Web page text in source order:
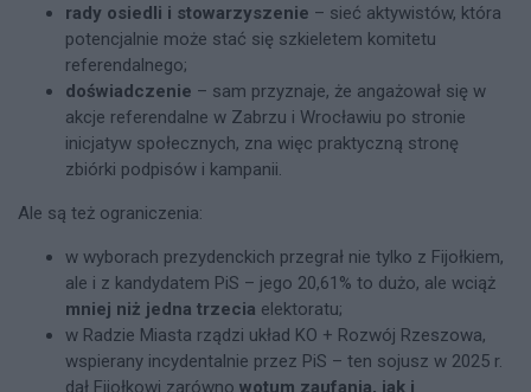
rady osiedli i stowarzyszenie – sieć aktywistów, która
potencjalnie może stać się szkieletem komitetu
referendalnego;​
doświadczenie – sam przyznaje, że angażował się w
akcje referendalne w Zabrzu i Wrocławiu po stronie
inicjatyw społecznych, zna więc praktyczną stronę
zbiórki podpisów i kampanii.
Ale są też ograniczenia:
w wyborach prezydenckich przegrał nie tylko z Fijołkiem,
ale i z kandydatem PiS – jego 20,61% to dużo, ale wciąż
mniej niż jedna trzecia elektoratu;
w Radzie Miasta rządzi układ KO + Rozwój Rzeszowa,
wspierany incydentalnie przez PiS – ten sojusz w 2025 r.
dał Fijołkowi zarówno wotum zaufania, jak i